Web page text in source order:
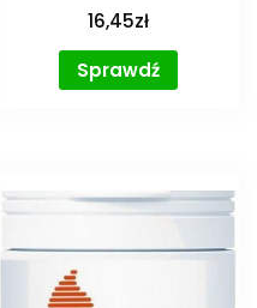
16,45zł
Sprawdź